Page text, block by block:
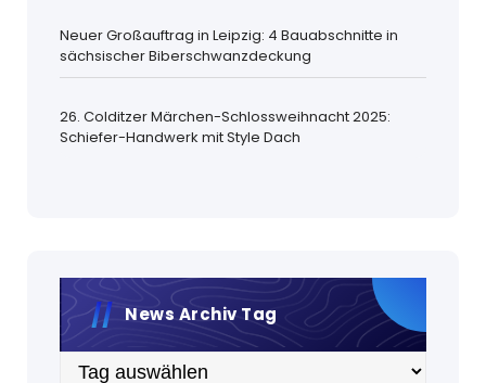
Neuer Großauftrag in Leipzig: 4 Bauabschnitte in
sächsischer Biberschwanzdeckung
26. Colditzer Märchen-Schlossweihnacht 2025:
Schiefer-Handwerk mit Style Dach
News Archiv Tag
Archiv